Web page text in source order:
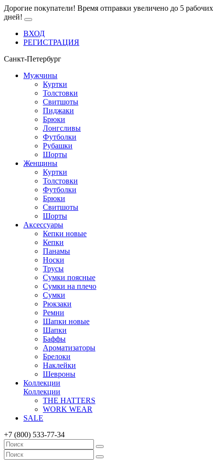
Дорогие покупатели! Время отправки увеличено до 5 рабочих
дней!
ВХОД
РЕГИСТРАЦИЯ
Санкт-Петербург
Мужчины
Куртки
Толстовки
Свитшоты
Пиджаки
Брюки
Лонгсливы
Футболки
Рубашки
Шорты
Женщины
Куртки
Толстовки
Футболки
Брюки
Свитшоты
Шорты
Аксессуары
Кепки новые
Кепки
Панамы
Носки
Трусы
Сумки поясные
Сумки на плечо
Сумки
Рюкзаки
Ремни
Шапки новые
Шапки
Баффы
Ароматизаторы
Брелоки
Наклейки
Шевроны
Коллекции
Коллекции
THE HATTERS
WORK WEAR
SALE
+7 (800) 533-77-34